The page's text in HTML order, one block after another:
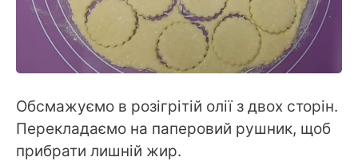
Обсмажуємо в розігрітій олії з двох сторін.
Перекладаємо на паперовий рушник, щоб
прибрати лишній жир.